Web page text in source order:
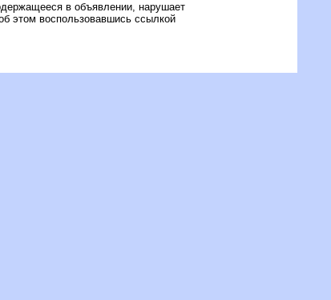
в объявлении, нарушает
этом воспользовавшись ссылкой